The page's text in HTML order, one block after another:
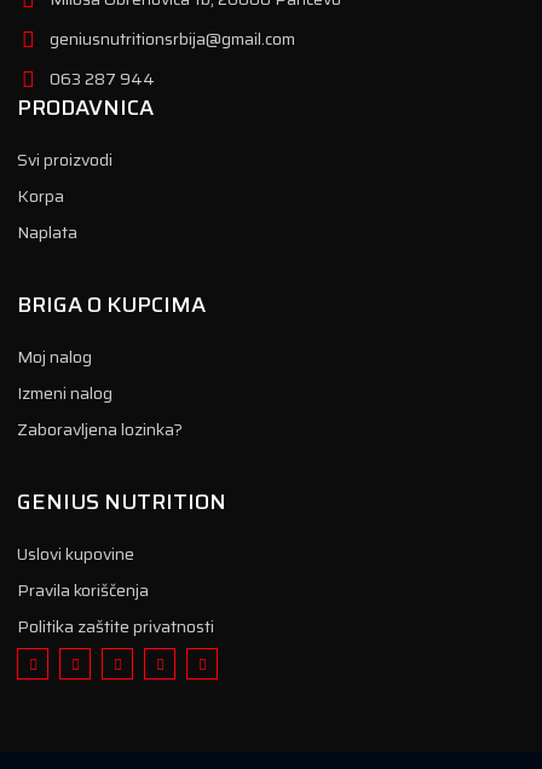
geniusnutritionsrbija@gmail.com
063 287 944
PRODAVNICA
Svi proizvodi
Korpa
Naplata
BRIGA O KUPCIMA
Moj nalog
Izmeni nalog
Zaboravljena lozinka?
GENIUS NUTRITION
Uslovi kupovine
Pravila koriščenja
Politika zaštite privatnosti